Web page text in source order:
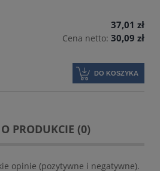
37,01 zł
Cena netto: 30,09 zł
DO KOSZYKA
PRODUKCIE (0)
opinie (pozytywne i negatywne).